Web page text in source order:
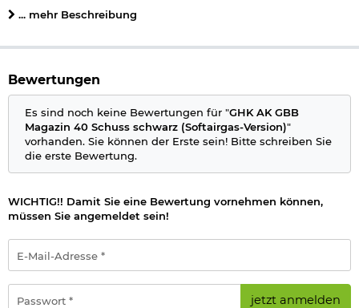
... mehr Beschreibung
Bewertungen
Es sind noch keine Bewertungen für "GHK AK GBB
Magazin 40 Schuss schwarz (Softairgas-Version)"
vorhanden. Sie können der Erste sein! Bitte schreiben Sie
die erste Bewertung.
WICHTIG!! Damit Sie eine Bewertung vornehmen können,
müssen Sie angemeldet sein!
Mail-
Adresse
*
jetzt anmelden